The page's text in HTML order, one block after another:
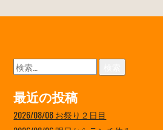
検
索:
最近の投稿
2026/08/08 お祭り２日目